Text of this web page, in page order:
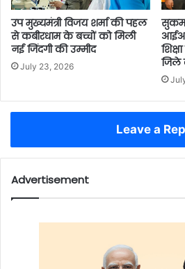
उप मुख्यमंत्री विजय शर्मा की पहल
से कबीरधाम के बच्चों को मिली
नई जिंदगी की उम्मीद
July 23, 2026
जिले
Leave a
Advertisement